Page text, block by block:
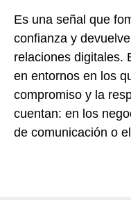
Es una señal que
confianza y
relaciones digitales.
en entornos en los
compromiso y la
cuentan: en los
de comunicación o